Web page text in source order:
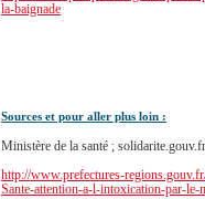
la-baignade
Sources et pour aller plus loin :
Ministère de la santé ; solidarite.gouv.fr
http://www.prefectures-
Sante-attention-a-l-intoxication-par-le-